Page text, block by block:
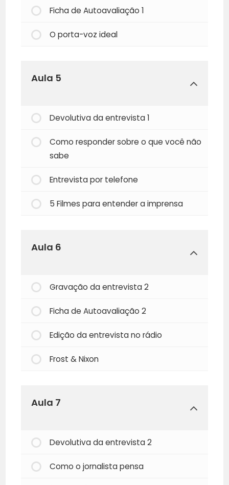
Ficha de Autoavaliação 1
O porta-voz ideal
Aula 5
Devolutiva da entrevista 1
Como responder sobre o que você não
sabe
Entrevista por telefone
5 Filmes para entender a imprensa
Aula 6
Gravação da entrevista 2
Ficha de Autoavaliação 2
Edição da entrevista no rádio
Frost & Nixon
Aula 7
Devolutiva da entrevista 2
Como o jornalista pensa